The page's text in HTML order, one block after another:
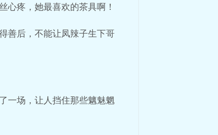
心疼，她最喜欢的茶具啊！
善后，不能让凤辣子生下哥
一场，让人挡住那些魑魅魍